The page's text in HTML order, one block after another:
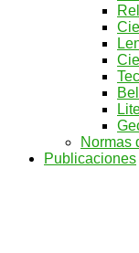
Normas
Publicaciones